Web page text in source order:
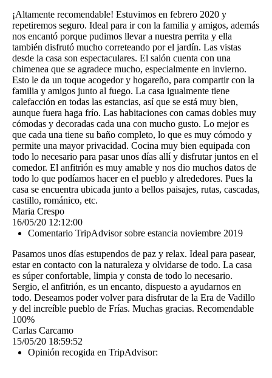
¡Altamente recomendable! Estuvimos en febrero 2020 y
repetiremos seguro. Ideal para ir con la familia y amigos, además
nos encantó porque pudimos llevar a nuestra perrita y ella
también disfrutó mucho correteando por el jardín. Las vistas
desde la casa son espectaculares. El salón cuenta con una
chimenea que se agradece mucho, especialmente en invierno.
Esto le da un toque acogedor y hogareño, para compartir con la
familia y amigos junto al fuego. La casa igualmente tiene
calefacción en todas las estancias, así que se está muy bien,
aunque fuera haga frío. Las habitaciones con camas dobles muy
cómodas y decoradas cada una con mucho gusto. Lo mejor es
que cada una tiene su baño completo, lo que es muy cómodo y
permite una mayor privacidad. Cocina muy bien equipada con
todo lo necesario para pasar unos días allí y disfrutar juntos en el
comedor. El anfitrión es muy amable y nos dio muchos datos de
todo lo que podíamos hacer en el pueblo y alrededores. Pues la
casa se encuentra ubicada junto a bellos paisajes, rutas, cascadas,
castillo, románico, etc.
Maria Crespo
16/05/20 12:12:00
Comentario TripAdvisor sobre estancia noviembre 2019
Pasamos unos días estupendos de paz y relax. Ideal para pasear,
estar en contacto con la naturaleza y olvidarse de todo. La casa
es súper confortable, limpia y consta de todo lo necesario.
Sergio, el anfitrión, es un encanto, dispuesto a ayudarnos en
todo. Deseamos poder volver para disfrutar de la Era de Vadillo
y del increíble pueblo de Frías. Muchas gracias. Recomendable
100%
Carlas Carcamo
15/05/20 18:59:52
Opinión recogida en TripAdvisor: